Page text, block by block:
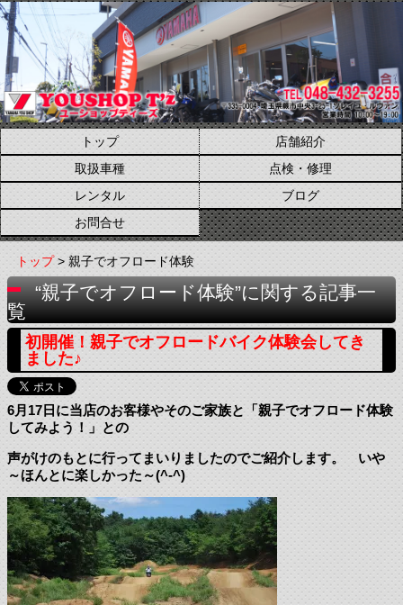
トップ
店舗紹介
取扱車種
点検・修理
レンタル
ブログ
お問合せ
トップ> 親子でオフロード体験
“親子でオフロード体験”に関する記事一
覧
初開催！親子でオフロードバイク体験会してき
ました♪
6月17日に当店のお客様やそのご家族と「親子でオフロード体験
してみよう！」との
声がけのもとに行ってまいりましたのでご紹介します。 いや
～ほんとに楽しかった～(^-^)